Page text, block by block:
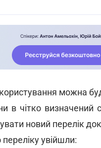
можна
в чітко визначений
новий перелік
увійшли: